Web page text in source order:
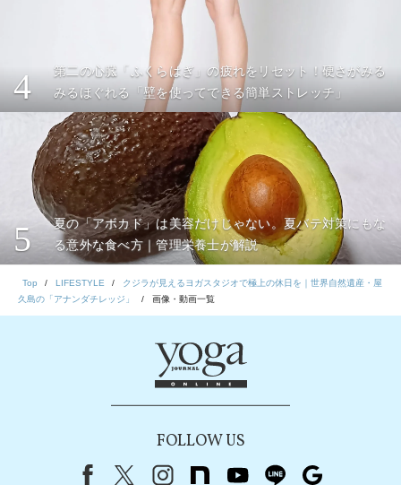
4
第二の心臓「ふくらはぎ」の疲れをリセット！硬さがみる
みるほぐれる「壁を使ってできる簡単ストレッチ」
5
夏の「アボカド」は美容だけじゃない。夏バテ対策にもな
る意外な食べ方｜管理栄養士が解説
Top LIFESTYLE
クジラが見えるヨガスタジオで極上の休日を｜世界自然遺産・屋
久島の「アナンダチレッジ」
画像・動画一覧
FOLLOW US
FacebookX（旧Twitter）
instagram
note youtubeline